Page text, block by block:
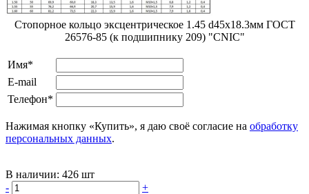
Стопорное кольцо эксцентрическое 1.45 d45х18.3мм ГОСТ
26576-85 (к подшипнику 209) "CNIC"
Имя*
E-mail
Телефон*
Нажимая кнопку «Купить», я даю своё согласие на обработку
персональных данных.
В наличии: 426 шт
-
+